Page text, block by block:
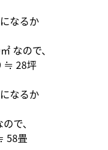
なるか
なので、
≒ 28坪
なるか
で、
畳